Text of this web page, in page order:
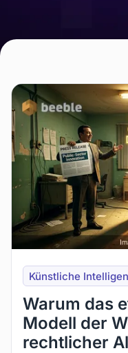
Künstliche
Warum das
Modell der
rechtlicher